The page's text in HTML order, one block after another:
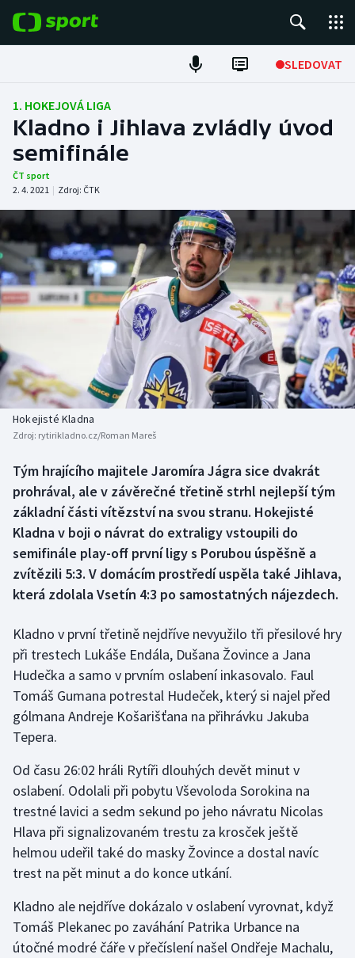
SLEDOVAT
Fotbal
Hokej
Tenis
Atletika
Cyklistika
DALŠÍ SPORTY
Americký fotbal
Baseball a softbal
Basketbal
Biatlon
Boby a skeleton
Box
Curling
Dostihy
Florbal
Futsal
Golf
Gymnastika
Házená
Jezdectví
Judo
Krasobruslení
Lezení
Soutěže
Historické návraty
Aplikace ČT sport
AZ kvíz
1. HOKEJOVÁ LIGA
Kladno i Jihlava zvládly úvod
semifinále
ČT sport
2. 4. 2021 | Zdroj: ČTK
Hokejisté Kladna
Zdroj: rytirikladno.cz/Roman Mareš
Tým hrajícího majitele Jaromíra Jágra sice dvakrát
prohrával, ale v závěrečné třetině strhl nejlepší tým
základní části vítězství na svou stranu. Hokejisté
Kladna v boji o návrat do extraligy vstoupili do
semifinále play-off první ligy s Porubou úspěšně a
zvítězili 5:3. V domácím prostředí uspěla také Jihlava,
která zdolala Vsetín 4:3 po samostatných nájezdech.
Kladno v první třetině nejdříve nevyužilo tři přesilové hry
při trestech Lukáše Endála, Dušana Žovince a Jana
Hudečka a samo v prvním oslabení inkasovalo. Faul
Tomáš Gumana potrestal Hudeček, který si najel před
gólmana Andreje Košarišťana na přihrávku Jakuba
Tepera.
Od času 26:02 hráli Rytíři dlouhých devět minut v
oslabení. Odolali při pobytu Vševoloda Sorokina na
trestné lavici a sedm sekund po jeho návratu Nicolas
Hlava při signalizovaném trestu za krosček ještě
helmou udeřil také do masky Žovince a dostal navíc
trest na pět minut a do konce utkání.
Kladno ale nejdříve dokázalo v oslabení vyrovnat, když
Tomáš Plekanec po zaváhání Patrika Urbance na
útočné modré čáře v přečíslení našel Ondřeje Machalu,